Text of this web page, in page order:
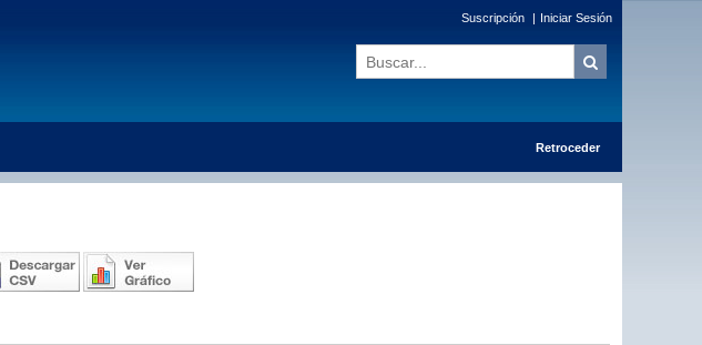
Suscripción | Iniciar Sesión
Retroceder